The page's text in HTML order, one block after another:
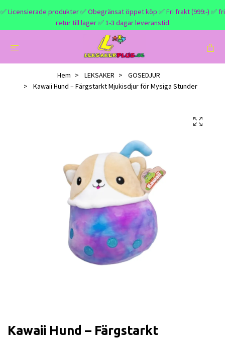
✅ Licensierade produkter ✅ Obegränsat öppet köp ✅ Fri frakt (999:-) ✅ fri
retur till lager ✅ 1-3 dagar leveranstid
Hem LEKSAKER
GOSEDJUR
Kawaii Hund – Färgstarkt Mjukisdjur för Mysiga Stunder
Kawaii Hund – Färgstarkt